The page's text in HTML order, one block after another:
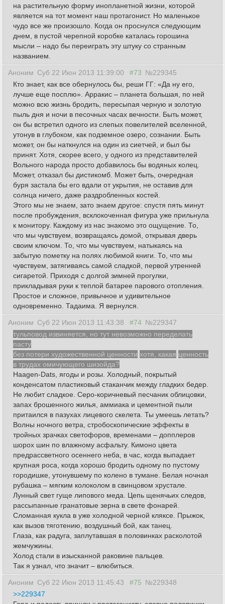
на растительную форму инопланетной жизни, которой
является на тот момент наш протагонист. Но маленькое
чудо все же произошло. Когда он проснулся следующим
днем, в пустой черепной коробке каталась горошина
мысли – надо бы переиграть эту штуку со странным
названием.
Аноним Суб 22 Июн 2013 11:39:00 #73 №229345
Кто знает, как все обернулось бы, реши ГГ: «Да ну его,
лучше еще посплю». Арракис – планета большая, по ней
можно всю жизнь бродить, пересыпая черную и золотую
пыль дня и ночи в песочных часах вечности. Быть может,
он бы встретил одного из слепых повелителей вселенной,
утонув в глубоком, как подземное озеро, сознании. Быть
может, он бы наткнулся на один из сиетчей, и был бы
принят. Хотя, скорее всего, у одного из представителей
Вольного народа просто добавилось бы водяных колец.
Может, отказал бы дистикомб. Может быть, очередная
буря застала бы его вдали от укрытия, не оставив для
солнца ничего, даже раздробленных костей.
Этого мы не знаем, зато знаем другое: спустя пять минут
после пробуждения, всклокоченная фигура уже прильнула
к монитору. Каждому из нас знакомо это ощущение. То,
что мы чувствуем, возвращаясь домой, открывая дверь
своим ключом. То, что мы чувствуем, натыкаясь на
забытую пометку на полях любимой книги. То, что мы
чувствуем, затягиваясь самой сладкой, первой утренней
сигаретой. Приходя с долгой зимней прогулки,
прикладывая руки к теплой батарее парового отопления.
Простое и сложное, привычное и удивительное
одновременно. Тадаима. Я вернулся.
Аноним Суб 22 Июн 2013 11:43:38 #74 №229347
тульповод извиняется, но тут невозможно переделать
пасту
без потери художественной ценности хотя, какая ценность
в трудах омичующего шизойда?
Haagen-Dats, ягоды и розы. Холодный, покрытый
конденсатом пластиковый стаканчик между гладких бедер.
Не любит сладкое. Серо-коричневый песчаник облицовки,
запах брошенного жилья, аммиака и цементной пыли
притаился в пазухах лицевого скелета. Ты умеешь летать?
Волны ночного ветра, стробоскопические эффекты в
тройных зрачках светофоров, временами – допплеров
шорох шин по влажному асфальту. Кимоно цвета
предрассветного осеннего неба, в час, когда выпадает
крупная роса, когда хорошо бродить одному по пустому
городишке, утонувшему по колено в тумане. Белая ночная
рубашка – мягким колоколом в свинцовом хрустале.
Лунный свет гуще липового меда. Цепь щенячьих следов,
рассыпанные гранатовые зерна в свете фонарей.
Сломанная кукла в уже холодной черной кляксе. Прыжок,
как вызов тяготению, воздушный бой, как танец.
Глаза, как радуга, заплутавшая в половинках расколотой
жемчужины.
Холод стали в изысканной раковине пальцев.
Так я узнал, что значит – влюбиться.
Аноним Суб 22 Июн 2013 11:45:43 #75 №229348
>>229347